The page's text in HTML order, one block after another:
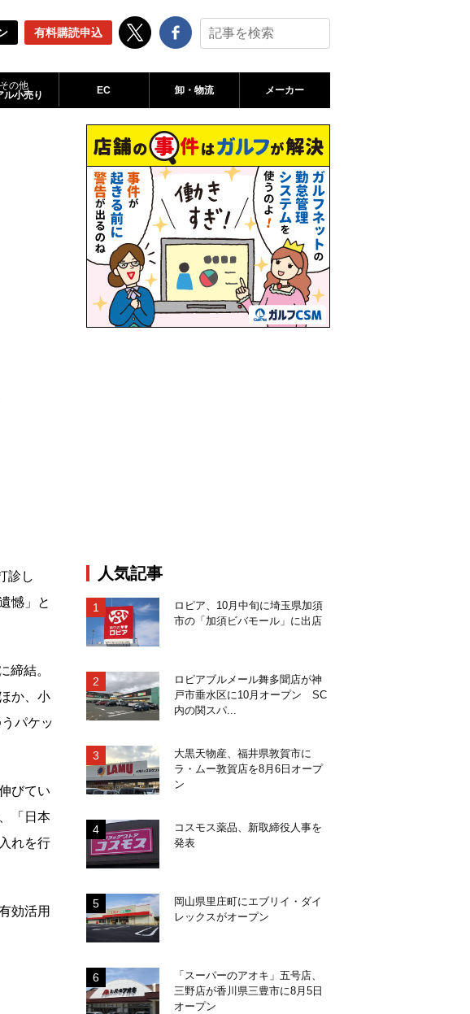
有料購読申込
その他
ル小売り
EC 卸・物流 メーカー
診し
憾」と
締結。
か、小
パケッ
びてい
「日本
れを行
効活用
人気記事
ロピア、10月中旬に埼玉県加須
市の「加須ビバモール」に出店
ロピアブルメール舞多聞店が神
戸市垂水区に10月オープン SC
内の関スパ...
大黒天物産、福井県敦賀市に
ラ・ムー敦賀店を8月6日オープ
ン
コスモス薬品、新取締役人事を
発表
岡山県里庄町にエブリイ・ダイ
レックスがオープン
「スーパーのアオキ」五号店、
三野店が香川県三豊市に8月5日
オープン